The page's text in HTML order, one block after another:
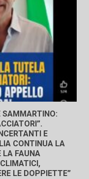
SAMMARTINO:
E
CONTINUA LA
LA FAUNA
LE DOPPIETTE”